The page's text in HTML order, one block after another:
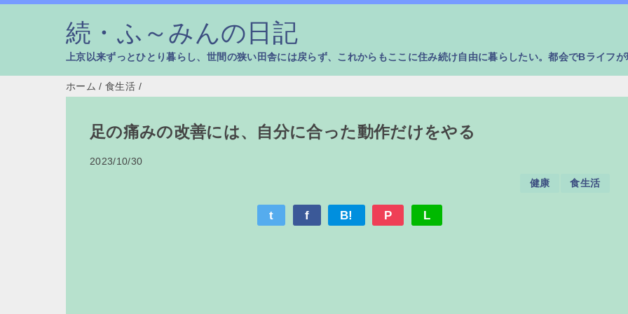
続・ふ～みんの日記
上京以来ずっとひとり暮らし、世間の狭い田舎には戻らず、これからもここに住み続け自由に暮らしたい。都会でBライフ
ホーム /食生活 /
足の痛みの改善には、自分に合った動作だけをやる
2023/10/30
健康 食生活
t f B! P L